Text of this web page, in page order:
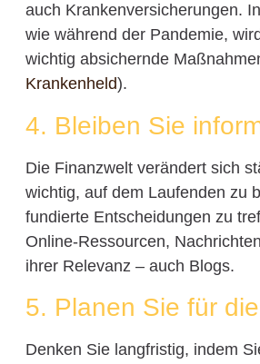
auch Krankenversicherungen.
wie während der Pandemie,
wichtig absichernde
Krankenheld).
4. Bleiben Sie
Die Finanzwelt verändert sich
wichtig, auf dem Laufenden zu
fundierte Entscheidungen zu
Online-Ressourcen,
ihrer Relevanz – auch Blogs.
5. Planen Sie für
Denken Sie langfristig, indem